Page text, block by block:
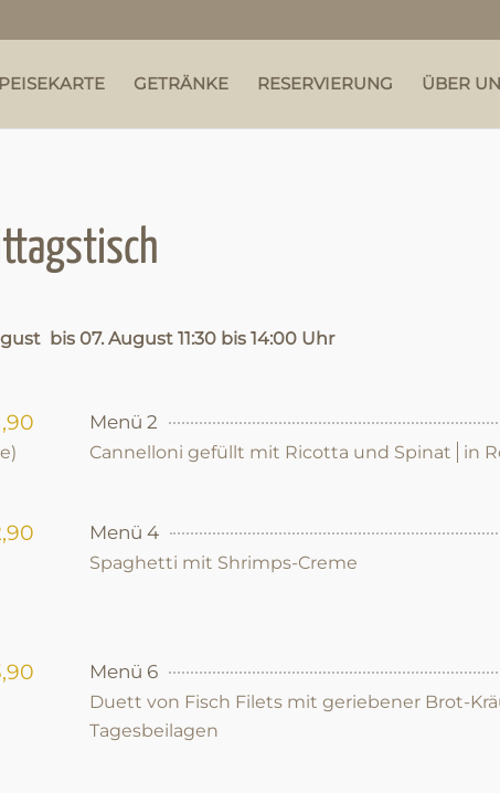
GETRÄNKE RESERVIERUNG ÜBER
bis 07. August 11:30 bis 14:00 Uhr
Menü 2
Cannelloni gefüllt mit Ricotta und Spinat in
Menü 4
Spaghetti mit Shrimps-Creme
Menü 6
Duett von Fisch Filets mit geriebener Brot-
Tagesbeilagen